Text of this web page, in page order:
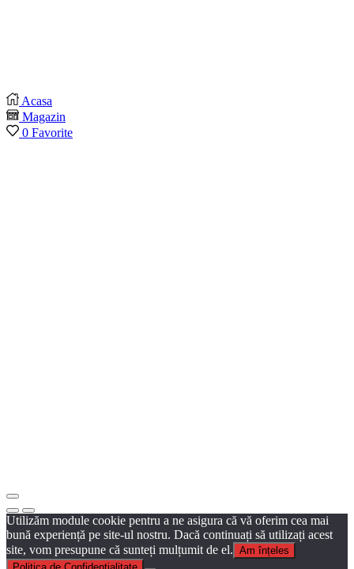
Acasa
Magazin
0 Favorite
Utilizăm module cookie pentru a ne asigura că vă oferim cea mai
bună experiență pe site-ul nostru. Dacă continuați să utilizați acest
site, vom presupune că sunteți mulțumit de el. Am înțeles